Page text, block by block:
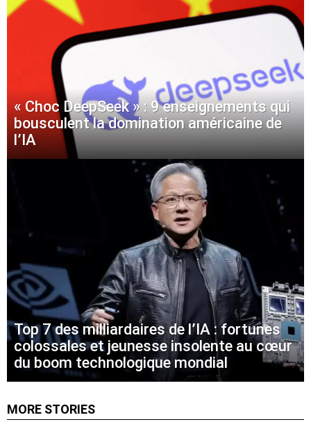
« Choc DeepSeek » : 9 enseignements qui
bousculent la domination américaine de
l’IA
Top 7 des milliardaires de l’IA : fortunes
colossales et jeunesse insolente au cœur
du boom technologique mondial
MORE STORIES